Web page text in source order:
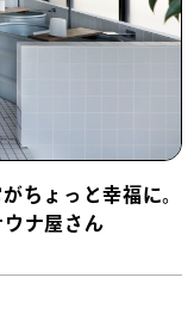
ちょっと幸福に。
ウナ屋さん